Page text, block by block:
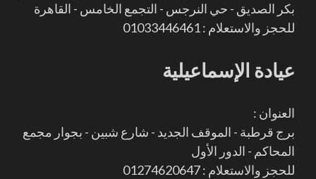
بكر الصديق - حي النرجس - التجمع الخامس - القاهرة
للحجز والاستعلام : 01033446461
عيادة الإسماعيلية
العنوان :
برج قرطبة - الموقف الجديد - شارع شبين - بجوار مجمع
المحاكم - الدور الأول
للحجز والاستعلام : 01274620647